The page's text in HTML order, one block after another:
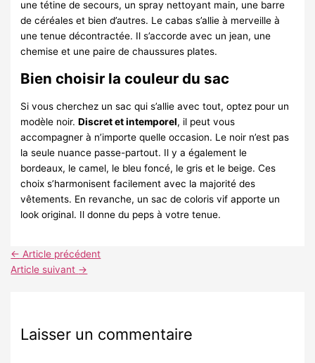
une tétine de secours, un spray nettoyant main, une barre
de céréales et bien d’autres. Le cabas s’allie à merveille à
une tenue décontractée. Il s’accorde avec un jean, une
chemise et une paire de chaussures plates.
Bien choisir la couleur du sac
Si vous cherchez un sac qui s’allie avec tout, optez pour un
modèle noir.Discret et intemporel, il peut vous
accompagner à n’importe quelle occasion. Le noir n’est pas
la seule nuance passe-partout. Il y a également le
bordeaux, le camel, le bleu foncé, le gris et le beige. Ces
choix s’harmonisent facilement avec la majorité des
vêtements. En revanche, un sac de coloris vif apporte un
look original. Il donne du peps à votre tenue.
← Article précédent
Article suivant →
Laisser un commentaire